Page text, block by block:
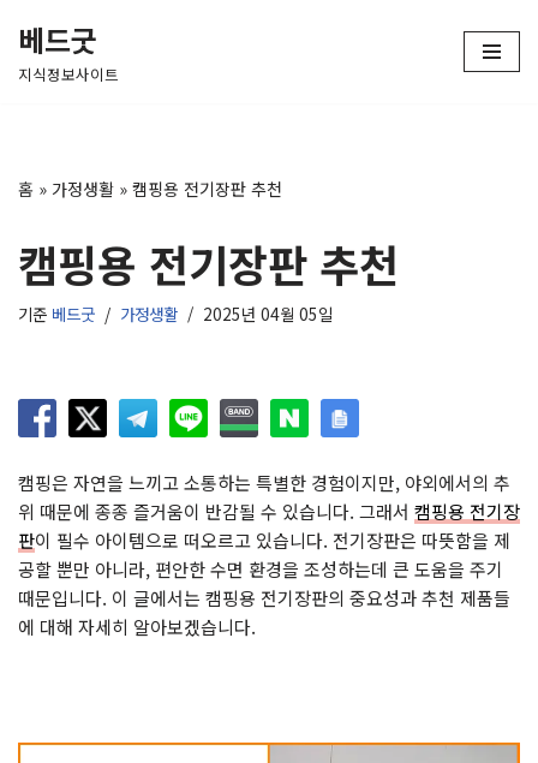
콘
건
기
베드굿
지식정보사이트
홈 » 가정생활 » 캠핑용 전기장판 추천
캠핑용 전기장판 추천
기준 베드굿 가정생활 2025년 04월 05일
캠핑은 자연을 느끼고 소통하는 특별한 경험이지만, 야외에서의 추
위 때문에 종종 즐거움이 반감될 수 있습니다. 그래서 캠핑용 전기장
판이 필수 아이템으로 떠오르고 있습니다. 전기장판은 따뜻함을 제
공할 뿐만 아니라, 편안한 수면 환경을 조성하는데 큰 도움을 주기
때문입니다. 이 글에서는 캠핑용 전기장판의 중요성과 추천 제품들
에 대해 자세히 알아보겠습니다.